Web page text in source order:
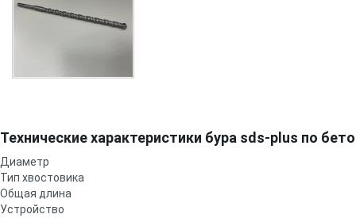
Технические характеристики бура sds-plus по
Диаметр
Тип хвостовика
Общая длина
Устройство